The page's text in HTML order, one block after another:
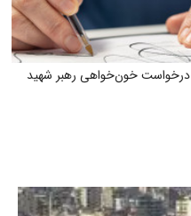
درخواست خون‌خواهی رهبر شهید